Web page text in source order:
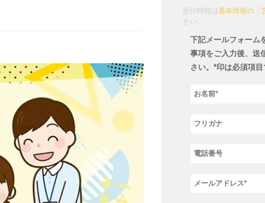
受付時間は基本情報の「
さい。
下記メールフォーム
事項をご入力後、送
さい。*印は必須項目